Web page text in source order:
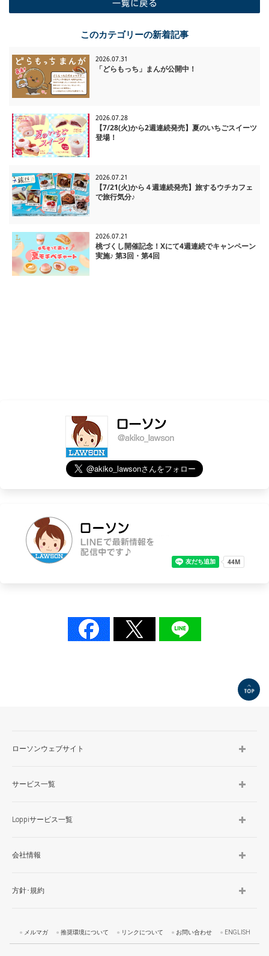
このカテゴリーの新着記事
2026.07.31
「どらもっち」まんが公開中！
2026.07.28
【7/28(火)から2週連続発売】夏のいちごスイーツ
登場！
2026.07.21
【7/21(火)から４週連続発売】旅するウチカフェ
で旅行気分♪
2026.07.21
桃づくし開催記念！Xにて4週連続でキャンペーン
実施♪ 第3回・第4回
ローソンウェブサイト
サービス一覧
Loppiサービス一覧
会社情報
方針･規約
メルマガ 推奨環境について リンクについて お問い合わせ ENGLISH